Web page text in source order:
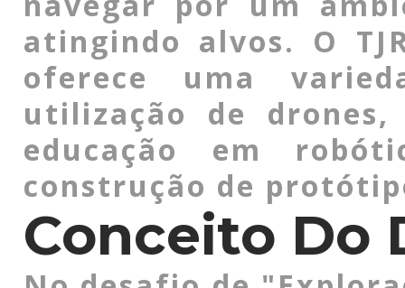
atingindo alvos. O
oferece uma
utilização de
educação em
construção de
Conceito Do